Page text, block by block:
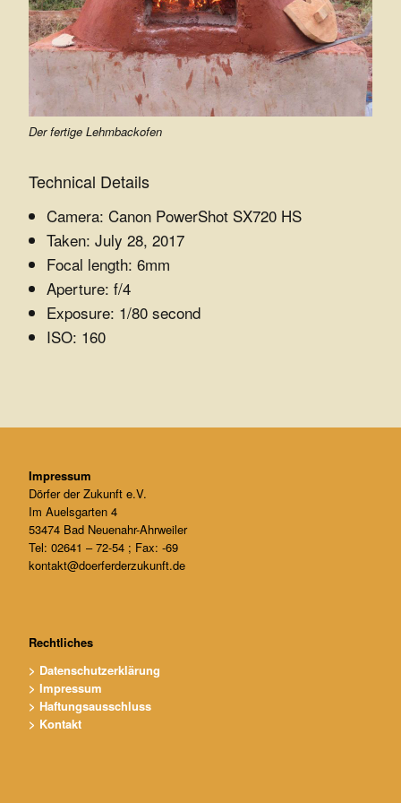
e
r
Z
u
k
u
n
f
t
e
V
.
Der fertige Lehmbackofen
Technical Details
Camera: Canon PowerShot SX720 HS
Taken: July 28, 2017
Focal length: 6mm
Aperture: f/4
Exposure: 1/80 second
ISO: 160
Impressum
Dörfer der Zukunft e.V.
Im Auelsgarten 4
53474 Bad Neuenahr-Ahrweiler
Tel: 02641 – 72-54 ; Fax: -69
kontakt@doerferderzukunft.de
Rechtliches
> Datenschutzerklärung
> Impressum
> Haftungsausschluss
> Kontakt